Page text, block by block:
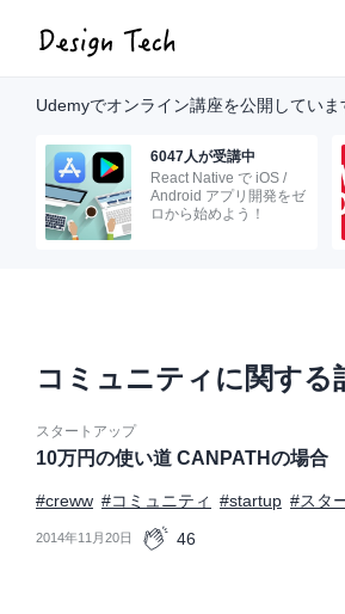
Udemyでオンライン講座を公開していま
6047人が受講中
React Native で iOS /
Android アプリ開発をゼ
ロから始めよう！
コミュニティに関する
スタートアップ
10万円の使い道 CANPATHの場合
#creww #コミュニティ #startup #スタ
2014年11月20日 46